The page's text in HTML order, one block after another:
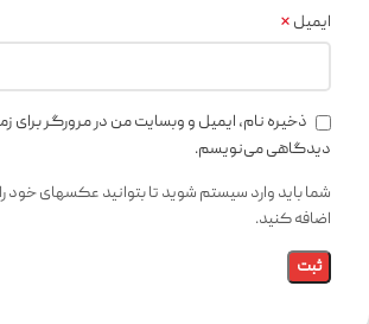
ایمیل *
ذخیره نام، ایمیل و وبسایت من در مرورگر برای
دیدگاهی می‌نویسم.
شما باید وارد سیستم شوید تا بتوانید عکسهای خود
اضافه کنید.